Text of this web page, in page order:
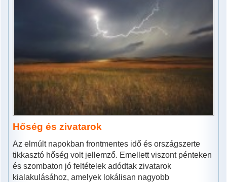
Hőség és zivatarok
Az elmúlt napokban frontmentes idő és országszerte
tikkasztó hőség volt jellemző. Emellett viszont pénteken
és szombaton jó feltételek adódtak zivatarok
kialakulásához, amelyek lokálisan nagyobb